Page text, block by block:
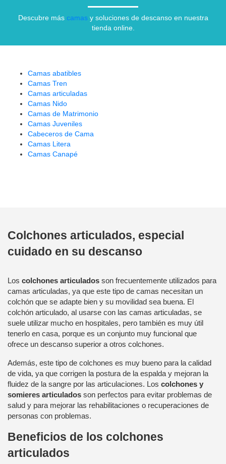
Descubre más camas y soluciones de descanso en nuestra
tienda online.
Camas abatibles
Camas Tren
Camas articuladas
Camas Nido
Camas de Matrimonio
Camas Juveniles
Cabeceros de Cama
Camas Litera
Camas Canapé
Colchones articulados, especial
cuidado en su descanso
Los colchones articulados son frecuentemente utilizados para
camas articuladas, ya que este tipo de camas necesitan un
colchón que se adapte bien y su movilidad sea buena. El
colchón articulado, al usarse con las camas articuladas, se
suele utilizar mucho en hospitales, pero también es muy útil
tenerlo en casa, porque es un conjunto muy funcional que
ofrece un descanso superior a otros colchones.
Además, este tipo de colchones es muy bueno para la calidad
de vida, ya que corrigen la postura de la espalda y mejoran la
fluidez de la sangre por las articulaciones. Los colchones y
somieres articulados son perfectos para evitar problemas de
salud y para mejorar las rehabilitaciones o recuperaciones de
personas con problemas.
Beneficios de los colchones
articulados